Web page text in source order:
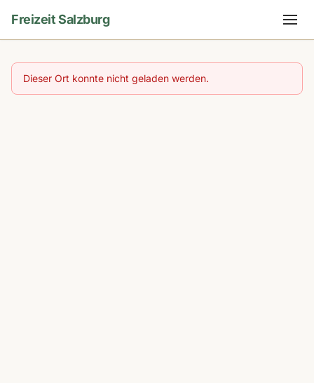
Freizeit Salzburg
Dieser Ort konnte nicht geladen werden.